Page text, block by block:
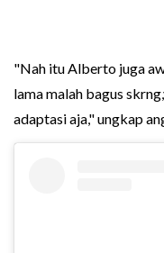
"Nah itu Alberto juga
lama malah bagus
adaptasi aja," ungkap